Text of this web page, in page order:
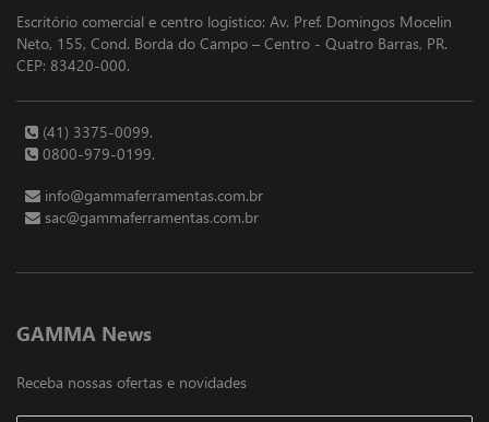
Escritório comercial e centro logístico: Av. Pref. Domingos Mocelin
Neto, 155, Cond. Borda do Campo – Centro - Quatro Barras, PR.
CEP: 83420-000.
(41) 3375-0099.
0800-979-0199.
info@gammaferramentas.com.br
sac@gammaferramentas.com.br
GAMMA News
Receba nossas ofertas e novidades